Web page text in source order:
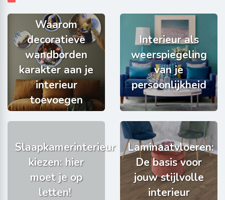
Waarom
decoratieve
wandborden
karakter aan je
interieur
toevoegen
Interieur als
weerspiegeling
van je
persoonlijkheid
Slaapkamerinterieur
kiezen: hier
moet je op
letten!
Laminaatvloeren:
De basis voor
jouw stijlvolle
interieur